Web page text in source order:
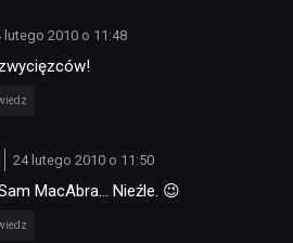
lutego 2010 o 11:48
24 lutego 2010 o 11:50
MacAbra… Nieźle. 😉